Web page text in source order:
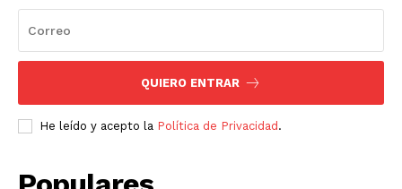
QUIERO ENTRAR
He leído y acepto la Política de Privacidad.